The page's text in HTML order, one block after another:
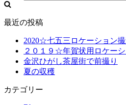
最近の投稿
2020☆七五三ロケーション
２０１９☆年賀状用ロケー
金沢ひがし茶屋街で前撮り
夏の収穫
カテゴリー